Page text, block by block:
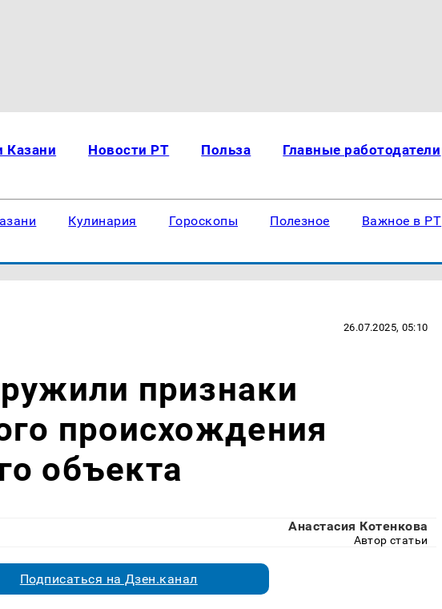
Казани Новости РТ Польза Главные работодатели
Кулинария Гороскопы Полезное Важное в РТ
26.07.2025, 05:10
признаки
происхождения
объекта
Анастасия Котенкова
Автор статьи
Подписаться на Дзен.канал